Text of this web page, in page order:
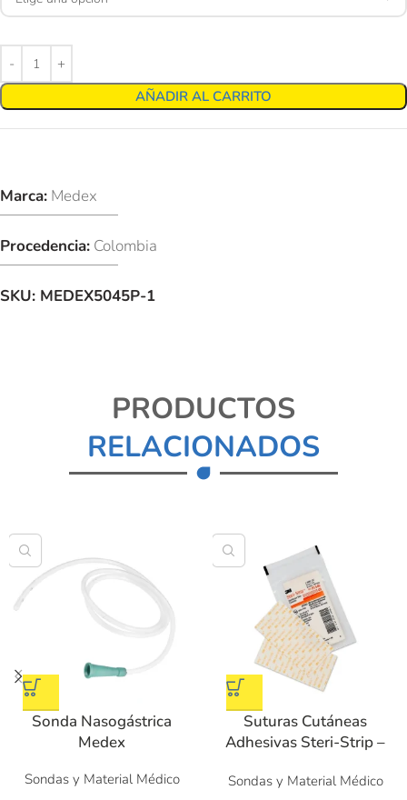
AÑADIR AL CARRITO
Marca: Medex
Procedencia: Colombia
SKU: MEDEX5045P-1
PRODUCTOS
RELACIONADOS
Sonda Nasogástrica
Medex
Sondas y Material Médico
Suturas Cutáneas
Adhesivas Steri-Strip –
Sondas y Material Médico